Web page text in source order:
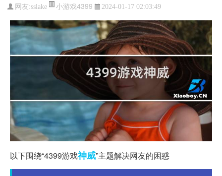
网友:sslake 小游戏4399 2024-01-17 02:03:49
以下围绕“4399游戏神威”主题解决网友的困惑